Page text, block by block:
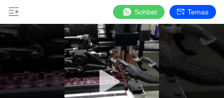
Sohbet Temas